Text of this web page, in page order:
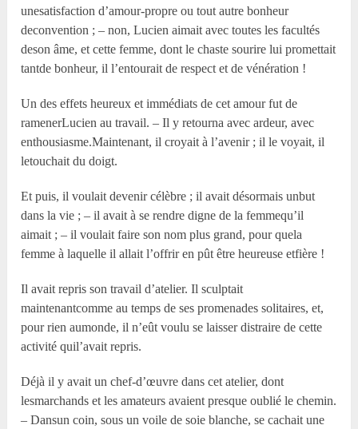
unesatisfaction d’amour-propre ou tout autre bonheur
deconvention ; – non, Lucien aimait avec toutes les facultés
deson âme, et cette femme, dont le chaste sourire lui promettait
tantde bonheur, il l’entourait de respect et de vénération !
Un des effets heureux et immédiats de cet amour fut de
ramenerLucien au travail. – Il y retourna avec ardeur, avec
enthousiasme.Maintenant, il croyait à l’avenir ; il le voyait, il
letouchait du doigt.
Et puis, il voulait devenir célèbre ; il avait désormais unbut
dans la vie ; – il avait à se rendre digne de la femmequ’il
aimait ; – il voulait faire son nom plus grand, pour quela
femme à laquelle il allait l’offrir en pût être heureuse etfière !
Il avait repris son travail d’atelier. Il sculptait
maintenantcomme au temps de ses promenades solitaires, et,
pour rien aumonde, il n’eût voulu se laisser distraire de cette
activité quil’avait repris.
Déjà il y avait un chef-d’œuvre dans cet atelier, dont
lesmarchands et les amateurs avaient presque oublié le chemin.
– Dansun coin, sous un voile de soie blanche, se cachait une